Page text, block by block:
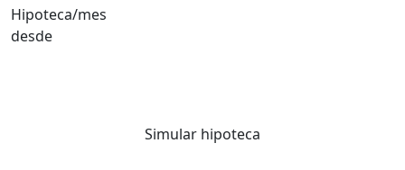
Hipoteca/mes
desde
Simular hipoteca